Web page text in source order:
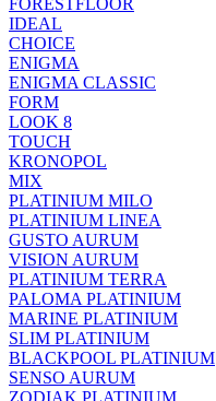
FORESTFLOOR
IDEAL
CHOICE
ENIGMA
ENIGMA CLASSIC
FORM
LOOK 8
TOUCH
KRONOPOL
MIX
PLATINIUM MILO
PLATINIUM LINEA
GUSTO AURUM
VISION AURUM
PLATINIUM TERRA
PALOMA PLATINIUM
MARINE PLATINIUM
SLIM PLATINIUM
BLACKPOOL PLATINIUM
SENSO AURUM
ZODIAK PLATINIUM